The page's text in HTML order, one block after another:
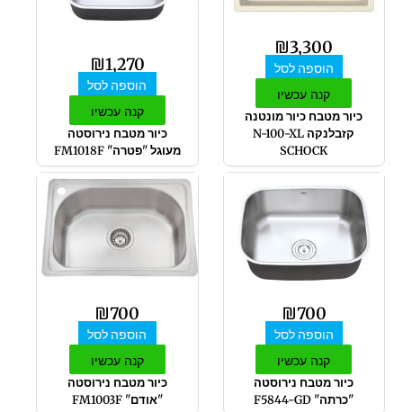
₪3,300
הוספה לסל
קנה עכשיו
כיור מטבח כיור מונטנה
קזבלנקה N-100-XL
SCHOCK
₪1,270
הוספה לסל
קנה עכשיו
כיור מטבח נירוסטה
מעוגל "פטרה" FM1018F
₪700
הוספה לסל
קנה עכשיו
כיור מטבח נירוסטה
"כרתה" F5844-GD
₪700
הוספה לסל
קנה עכשיו
כיור מטבח נירוסטה
"אודם" FM1003F